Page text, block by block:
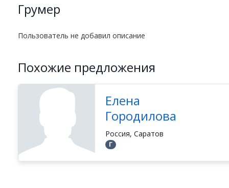
Грумер
Пользователь не добавил описание
Похожие предложения
Елена
Городилова
Россия, Саратов
Г